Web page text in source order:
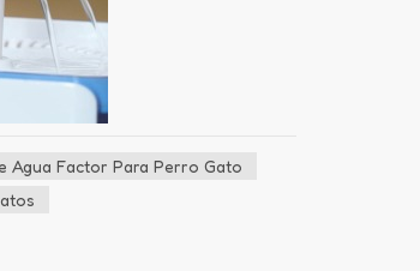
Agua Factor Para Perro Gato